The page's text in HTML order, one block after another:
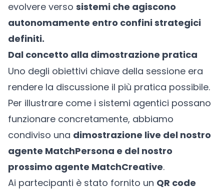
evolvere verso sistemi che agiscono
autonomamente entro confini strategici
definiti.
Dal concetto alla dimostrazione pratica
Uno degli obiettivi chiave della sessione era
rendere la discussione il più pratica possibile.
Per illustrare come i sistemi agentici possano
funzionare concretamente, abbiamo
condiviso una dimostrazione live del nostro
agente MatchPersona e del nostro
prossimo agente MatchCreative.
Ai partecipanti è stato fornito un QR code